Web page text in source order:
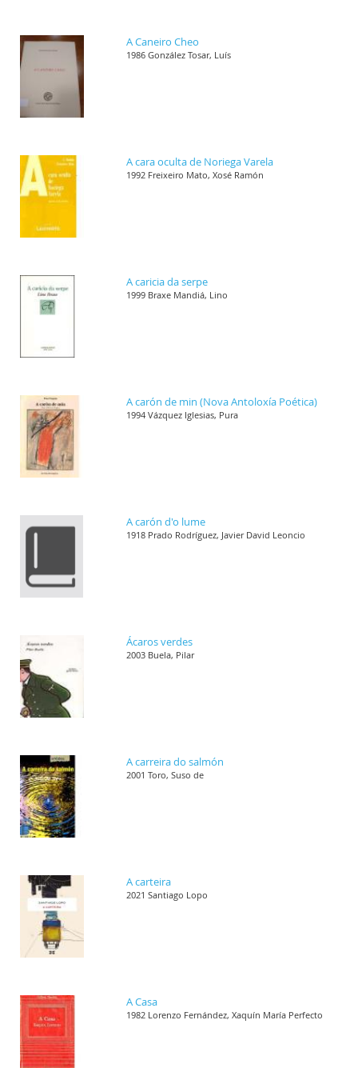
A Caneiro Cheo
1986 González Tosar, Luís
A cara oculta de Noriega Varela
1992 Freixeiro Mato, Xosé Ramón
A caricia da serpe
1999 Braxe Mandiá, Lino
A carón de min (Nova Antoloxía Poética)
1994 Vázquez Iglesias, Pura
A carón d'o lume
1918 Prado Rodríguez, Javier David Leoncio
Ácaros verdes
2003 Buela, Pilar
A carreira do salmón
2001 Toro, Suso de
A carteira
2021 Santiago Lopo
A Casa
1982 Lorenzo Fernández, Xaquín María Perfecto